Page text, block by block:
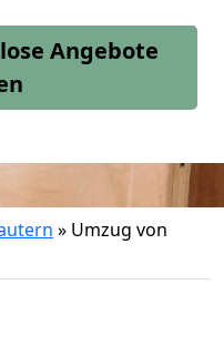
Angebote
» Umzug von